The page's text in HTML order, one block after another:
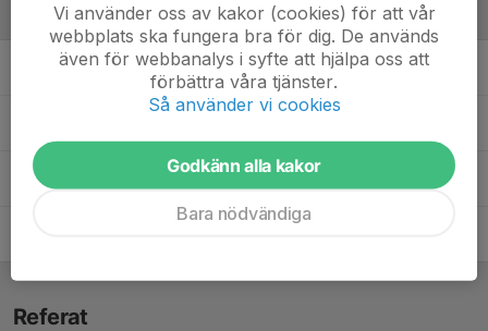
Ledare
Anna Asplund UnungerLagledare
Lagledare
Referat
Vi använder oss av kakor (cookies) för att vår
webbplats ska fungera bra för dig. De används
även för webbanalys i syfte att hjälpa oss att
förbättra våra tjänster.
Så använder vi cookies
Godkänn alla kakor
Bara nödvändiga